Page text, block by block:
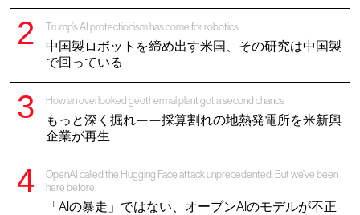
Trump’s AI protectionism has come for robotics
中国製ロボットを締め出す米国、その研究は中国製
で回っている
How an overlooked geothermal plant got a second chance
もっと深く掘れ——採算割れの地熱発電所を米新興
企業が再生
OpenAI called the Hugging Face attack unprecedented. But we’ve been
here before.
「AIの暴走」ではない、オープンAIのモデルが不正